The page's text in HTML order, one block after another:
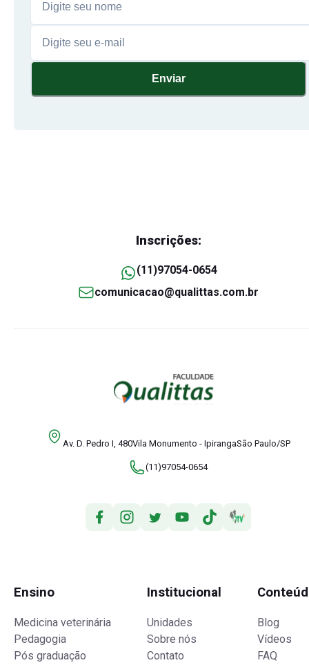
Enviar
Inscrições:
(11)97054-0654
comunicacao@qualittas.com.br
Av. D. Pedro I, 480Vila Monumento - IpirangaSão Paulo/SP
(11)97054-0654
Ensino
Medicina veterinária
Pedagogia
Pós graduação
Institucional
Unidades
Sobre nós
Contato
Blog
Vídeos
FAQ